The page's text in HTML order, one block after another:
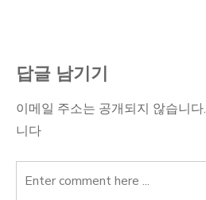
색
답글 남기기
이메일 주소는 공개되지 않습니다.
니다